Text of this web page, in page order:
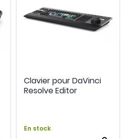
Clavier pour DaVinci
Resolve Editor
En stock